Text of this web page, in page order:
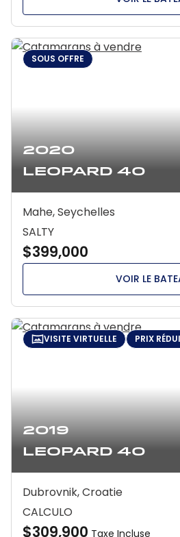
2020
Leopard 40
SOUS OFFRE
Mahe, Seychelles
SALTY
$399,000
VOIR LE
2019
Leopard 40
VISITE VIRTUELLE PRIX
Dubrovnik, Croatie
CALCULO
$309,900 Taxe Incluse